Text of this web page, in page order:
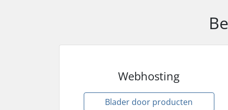
Webhosting
Blader door producten